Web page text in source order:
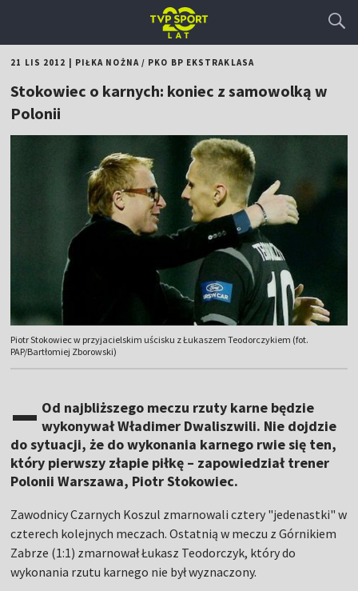
21 LIS 2012 PIŁKA NOŻNA/ PKO BP EKSTRAKLASA
Stokowiec o karnych: koniec z samowolką w
Polonii
Piotr Stokowiec w przyjacielskim uścisku z Łukaszem Teodorczykiem (fot.
PAP/Bartłomiej Zborowski)
– Od najbliższego meczu rzuty karne będzie
wykonywał Władimer Dwaliszwili. Nie dojdzie
do sytuacji, że do wykonania karnego rwie się ten,
który pierwszy złapie piłkę – zapowiedział trener
Polonii Warszawa, Piotr Stokowiec.
Zawodnicy Czarnych Koszul zmarnowali cztery "jedenastki" w
czterech kolejnych meczach. Ostatnią w meczu z Górnikiem
Zabrze (1:1) zmarnował Łukasz Teodorczyk, który do
wykonania rzutu karnego nie był wyznaczony.